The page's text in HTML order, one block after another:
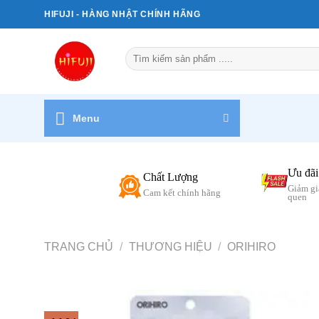
qua
HIFUJI - HÀNG NHẬT CHÍNH HÃNG
Tìm
kiếm:
Menu
Chất Lượng
Cam kết chính hãng
Ưu đãi
Giảm
quen
TRANG CHỦ / THƯƠNG HIỆU / ORIHIRO